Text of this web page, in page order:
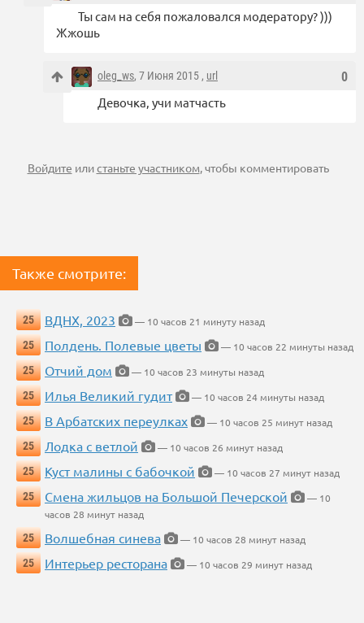
Ты сам на себя пожаловался модератору? )))
Жжошь
0
oleg_ws, 7 Июня 2015 , url
Девочка, учи матчасть
Войдите илистаньте участником, чтобы комментировать
Также смотрите:
25 ВДНХ, 2023
— 10 часов 21 минуту назад
25
Полдень. Полевые цветы
— 10 часов 22 минуты назад
25
Отчий дом
— 10 часов 23 минуты назад
25
Илья Великий гудит
— 10 часов 24 минуты назад
25
В Арбатских переулках
— 10 часов 25 минут назад
25
Лодка с ветлой
— 10 часов 26 минут назад
25
Куст малины с бабочкой
— 10 часов 27 минут назад
25
Смена жильцов на Большой Печерской
— 10
часов 28 минут назад
25
Волшебная синева
— 10 часов 28 минут назад
25
Интерьер ресторана — 10 часов 29 минут назад